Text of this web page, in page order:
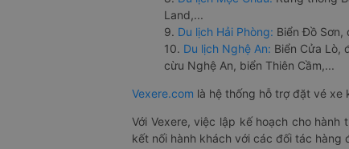
Land,...
9. Du lịch Hải Phòng: Biển Đồ Sơn,
10. Du lịch Nghệ An: Biển Cửa Lò,
cừu Nghệ An, biển Thiên Cầm,...
Vexere.com là hệ thống hỗ trợ đặt vé xe
Với Vexere, việc lập kế hoạch cho
kết nối hành khách với các đối tác